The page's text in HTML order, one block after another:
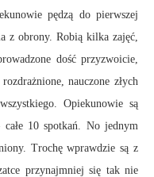
pędzą do pierwszej
z obrony. Robią kilka zajęć,
dość przyzwoicie,
nauczone złych
Opiekunowie są
10 spotkań. No jednym
Trochę wprawdzie są z
przynajmniej się tak nie